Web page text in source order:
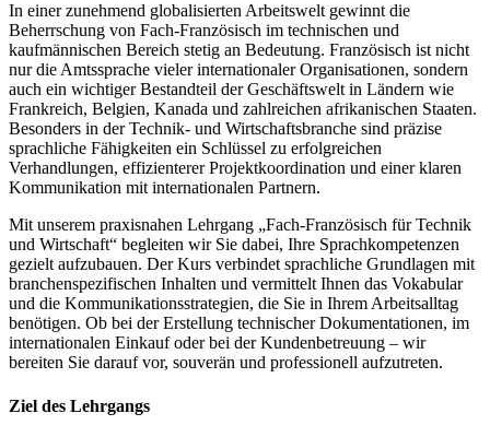
In einer zunehmend globalisierten Arbeitswelt gewinnt die
Beherrschung von Fach-Französisch im technischen und
kaufmännischen Bereich stetig an Bedeutung. Französisch ist nicht
nur die Amtssprache vieler internationaler Organisationen, sondern
auch ein wichtiger Bestandteil der Geschäftswelt in Ländern wie
Frankreich, Belgien, Kanada und zahlreichen afrikanischen Staaten.
Besonders in der Technik- und Wirtschaftsbranche sind präzise
sprachliche Fähigkeiten ein Schlüssel zu erfolgreichen
Verhandlungen, effizienterer Projektkoordination und einer klaren
Kommunikation mit internationalen Partnern.
Mit unserem praxisnahen Lehrgang „Fach-Französisch für Technik
und Wirtschaft“ begleiten wir Sie dabei, Ihre Sprachkompetenzen
gezielt aufzubauen. Der Kurs verbindet sprachliche Grundlagen mit
branchenspezifischen Inhalten und vermittelt Ihnen das Vokabular
und die Kommunikationsstrategien, die Sie in Ihrem Arbeitsalltag
benötigen. Ob bei der Erstellung technischer Dokumentationen, im
internationalen Einkauf oder bei der Kundenbetreuung – wir
bereiten Sie darauf vor, souverän und professionell aufzutreten.
Ziel des Lehrgangs